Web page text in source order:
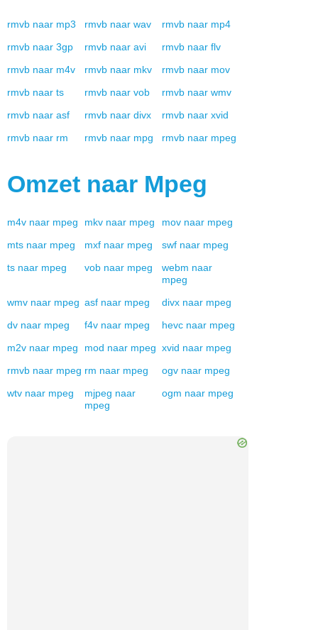
rmvb naar mp3 rmvb naar wav rmvb naar mp4
rmvb naar 3gp rmvb naar avi rmvb naar flv
rmvb naar m4v rmvb naar mkv rmvb naar mov
rmvb naar ts rmvb naar vob rmvb naar wmv
rmvb naar asf rmvb naar divx rmvb naar xvid
rmvb naar rm rmvb naar mpg rmvb naar mpeg
Omzet naar Mpeg
m4v naar mpeg mkv naar mpeg mov naar mpeg
mts naar mpeg mxf naar mpeg swf naar mpeg
ts naar mpeg vob naar mpeg webm naar
mpeg
wmv naar mpeg asf naar mpeg divx naar mpeg
dv naar mpeg f4v naar mpeg hevc naar mpeg
m2v naar mpeg mod naar mpeg xvid naar mpeg
rmvb naar mpeg rm naar mpeg ogv naar mpeg
wtv naar mpeg mjpeg naar
mpeg
ogm naar mpeg